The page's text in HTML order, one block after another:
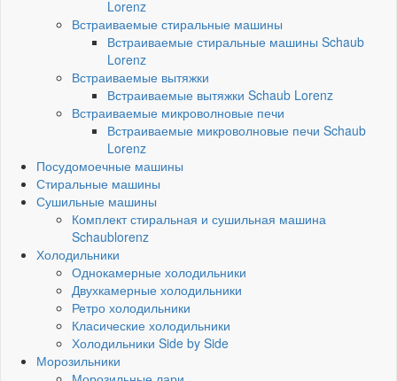
Lorenz
Встраиваемые стиральные машины
Встраиваемые стиральные машины Schaub
Lorenz
Встраиваемые вытяжки
Встраиваемые вытяжки Schaub Lorenz
Встраиваемые микроволновые печи
Встраиваемые микроволновые печи Schaub
Lorenz
Посудомоечные машины
Стиральные машины
Сушильные машины
Комплект стиральная и сушильная машина
Schaublorenz
Холодильники
Однокамерные холодильники
Двухкамерные холодильники
Ретро холодильники
Класические холодильники
Холодильники Side by Side
Морозильники